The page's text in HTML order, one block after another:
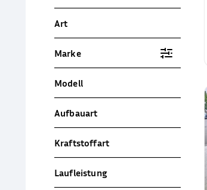
Art
Marke
Modell
Aufbauart
Kraftstoffart
Laufleistung